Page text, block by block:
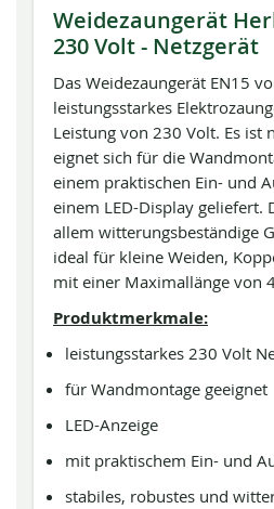
Weidezaungerät
230 Volt - Netzgerät
Das Weidezaungerät EN15
leistungsstarkes
Leistung von 230 Volt. Es ist
eignet sich für die
einem praktischen Ein- und
einem LED-Display geliefert.
allem witterungsbeständige
ideal für kleine Weiden,
mit einer Maximallänge von
Produktmerkmale:
leistungsstarkes 230 Volt
für Wandmontage geeignet
LED-Anzeige
mit praktischem Ein- und
stabiles, robustes und